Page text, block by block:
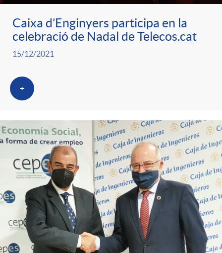
g
o
r
a
s
Caixa d’Enginyers participa en la
celebració de Nadal de Telecos.cat
15/12/2021
+